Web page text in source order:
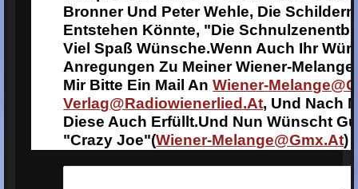
Bronner Und Peter Wehle, Die
Entstehen Könnte, "Die
Viel Spaß Wünsche.Wenn Auch Ihr
Anregungen Zu Meiner Wiener-
Mir Bitte Ein Mail AnWiener-
Verlag@radiowienerlied.at, Und Nach
Diese Auch Erfüllt.Und Nun Wünscht
"Crazy Joe"(Wiener-Melange@gmx.at)